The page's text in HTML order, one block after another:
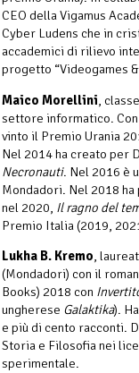
CEO della Vigamus
Cyber Ludens che in
accademici di rilievo
progetto “Videogames
Maico Morellini,
settore informatico.
vinto il Premio Urania
Nel 2014 ha creato per
Necronauti. Nel 2016 è
Mondadori. Nel 2018 ha
nel 2020, Il ragno del
Premio Italia (2019,
Lukha B. Kremo,
(Mondadori) con il
Books) 2018 con
ungherese Galaktika).
e più di cento racconti.
Storia e Filosofia nei
sperimentale.